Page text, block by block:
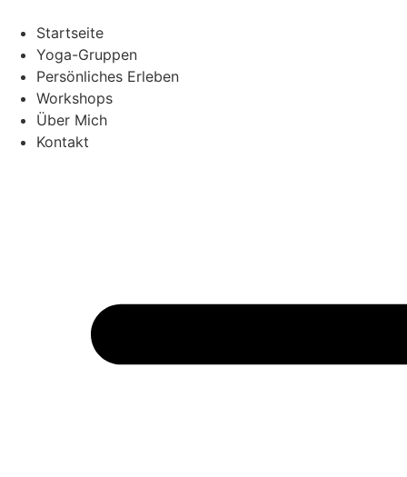
Inhalt
springen
Startseite
Yoga-Gruppen
Persönliches Erleben
Workshops
Über Mich
Kontakt